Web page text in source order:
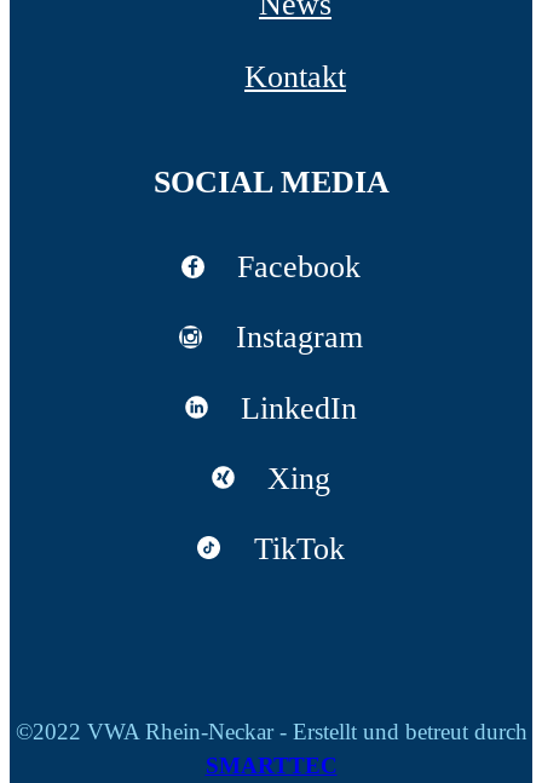
Kontakt
SOCIAL MEDIA
Facebook
Instagram
LinkedIn
Xing
TikTok
©2022 VWA Rhein-Neckar - Erstellt und betreut durch
SMARTTEC